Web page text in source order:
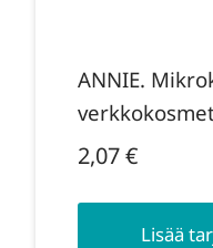
ANNIE.
2,07€
Lisää